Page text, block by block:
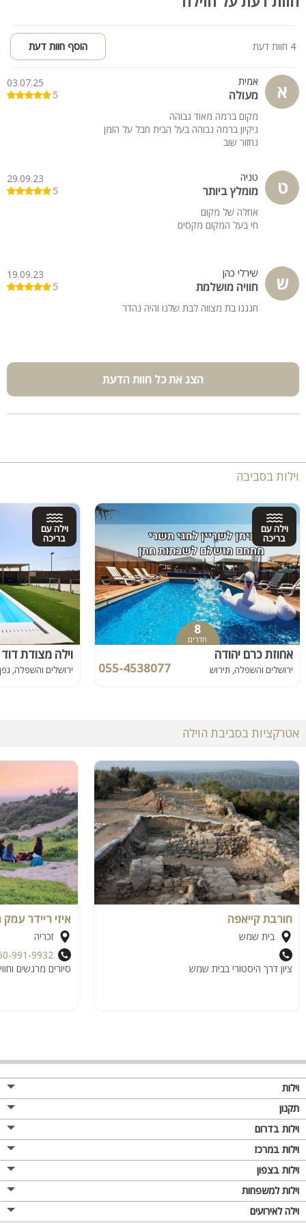
לינה במקום עד 70 איש, אירועים ומסיבות עד 100 אורחים.
4 חוות דעת הוסף חוות דעת
א אמית
מעולה
03.07.25
5
מקום ברמה מאוד גבוהה
ניקיון ברמה גבוהה בעל הבית חבל על הזמן
נחזור שוב
ט טניה
מומלץ ביותר
29.09.23
5
אחלה של מקום
חי בעל המקום מקסים
ש שירלי כהן
חוויה מושלמת
19.09.23
5
חגגנו בת מצווה לבת שלנו והיה נהדר
הצג את כל חוות הדעת
וילות בסביבה
וילה עם
בריכה
8
חדרים
אחוזת כרם יהודה
ירושלים והשפלה, תירוש 055-4538077
וילה עם
בריכה
וילה מצודת
ירושלים והשפלה, גפן
אטרקציות בסביבת הוילה
חורבת קייאפה
בית שמש
ציון דרך היסטורי בבית שמש
איזי ריידר
זכריה
991-9932
סיורים מרגשים
וילות
תקנון
וילות בדרום
וילות במרכז
וילות בצפון
וילות למשפחות
וילה לאירועים